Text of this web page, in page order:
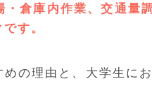
倉庫内作業、交通量
す。
の理由と、大学生に